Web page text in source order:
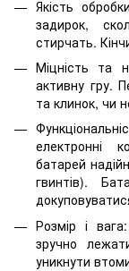
Якість
задирок,
стирчать.
Міцність та
активну гру.
та клинок, чи
електронні
батарей
гвинтів).
Розмір і
зручно
уникнути